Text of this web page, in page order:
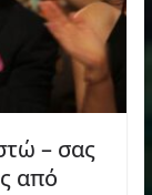
– σας
από